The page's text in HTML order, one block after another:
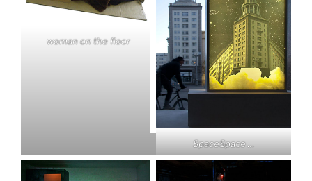
woman on the floor
SpaceSpace …